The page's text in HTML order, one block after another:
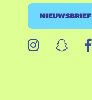
NIEUWSBRIEF